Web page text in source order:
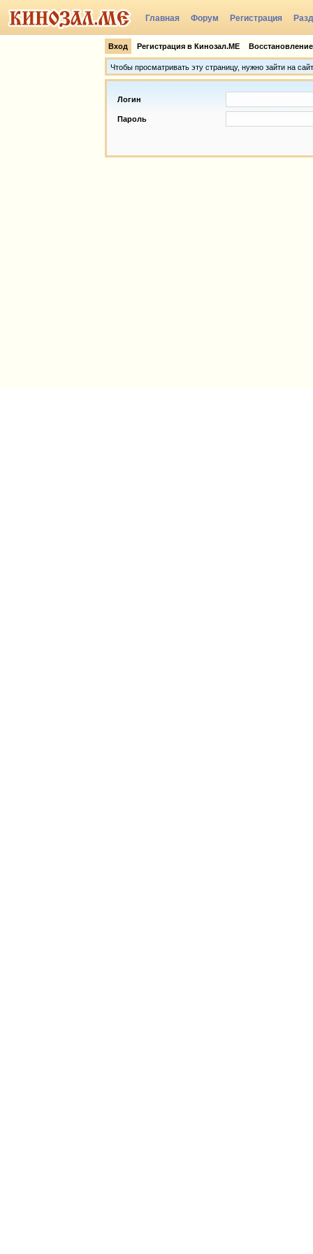
Главная Форум Регистрация
Вход Регистрация в Кинозал.МЕ
Чтобы просматривать эту страницу, нужно зайти на сайт
Логин
Пароль